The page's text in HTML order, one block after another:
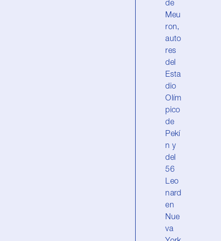
de
Meu
ron,
auto
res
del
Esta
dio
Olím
pico
de
Pekí
n y
del
56
Leo
nard
en
Nue
va